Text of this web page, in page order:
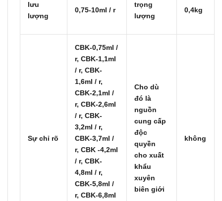
lưu
lượng
0,75-10ml / r
trọng
lượng
0,4kg
Sự chỉ rõ
CBK-0,75ml /
r, CBK-1,1ml
/ r, CBK-
1,6ml / r,
CBK-2,1ml /
r, CBK-2,6ml
/ r, CBK-
3,2ml / r,
CBK-3,7ml /
r, CBK -4,2ml
/ r, CBK-
4,8ml / r,
CBK-5,8ml /
r, CBK-6,8ml
Cho dù
đó là
nguồn
cung cấp
độc
quyền
cho xuất
khẩu
xuyên
biên giới
không